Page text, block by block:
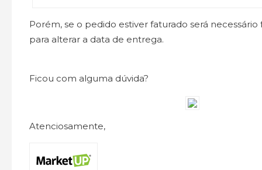
Porém, se o pedido estiver faturado será
para alterar a data de entrega.
Ficou com alguma dúvida?
Atenciosamente,